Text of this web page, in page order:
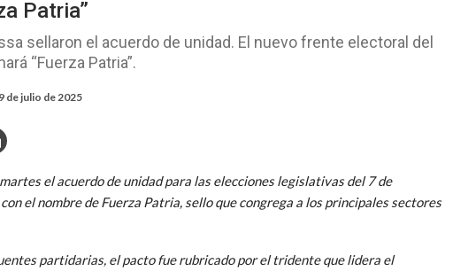
Patria”
sellaron el acuerdo de unidad. El nuevo frente electoral del
“Fuerza Patria”.
de julio de 2025
el acuerdo de unidad para las elecciones legislativas del 7 de
el nombre de Fuerza Patria, sello que congrega a los principales sectores
partidarias, el pacto fue rubricado por el tridente que lidera el